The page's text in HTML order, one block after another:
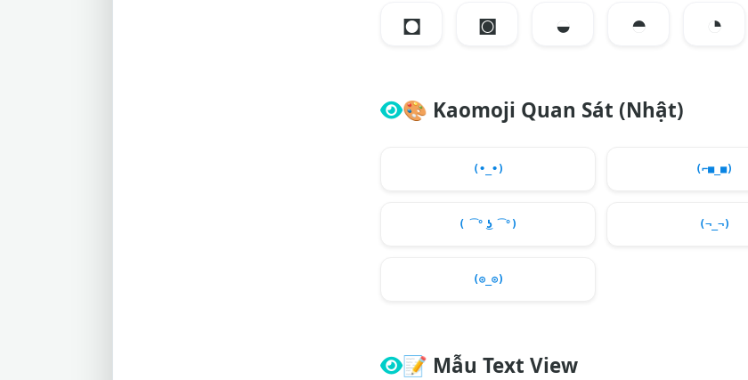
◘
◙ ◒ ◓ ◔
🎨 Kaomoji Quan Sát (Nhật)
(•_•) (⌐■_■)
( ͡° ͜ʖ ͡°) (¬_¬)
(⊙_⊙)
📝 Mẫu Text View